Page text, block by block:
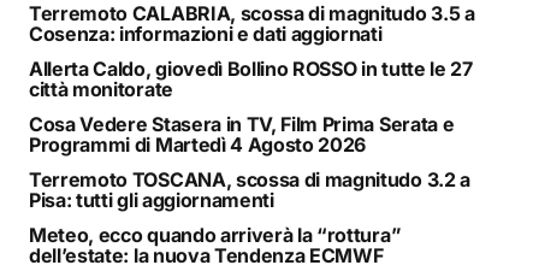
Terremoto CALABRIA, scossa di magnitudo 3.5 a
Cosenza: informazioni e dati aggiornati
Allerta Caldo, giovedì Bollino ROSSO in tutte le 27
città monitorate
Cosa Vedere Stasera in TV, Film Prima Serata e
Programmi di Martedì 4 Agosto 2026
Terremoto TOSCANA, scossa di magnitudo 3.2 a
Pisa: tutti gli aggiornamenti
Meteo, ecco quando arriverà la “rottura”
dell’estate: la nuova Tendenza ECMWF